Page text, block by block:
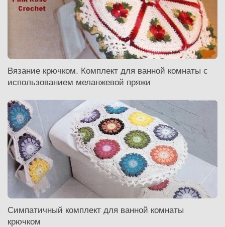
Вязание крючком. Комплект для ванной комнаты с
использованием меланжевой пряжи
Симпатичный комплект для ванной комнаты
крючком